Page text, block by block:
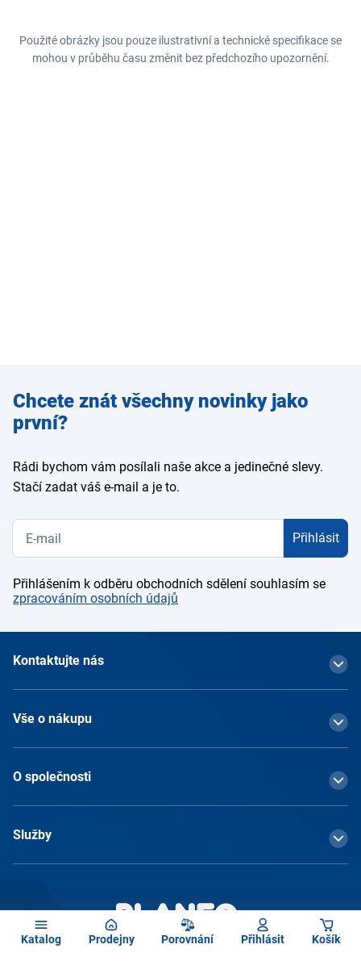
Katalog Prodejny Porovnání Přihlásit Košík
Použité obrázky jsou pouze ilustrativní a technické specifikace se
mohou v průběhu času změnit bez předchozího upozornění.
Zadejte
e-mail
Chcete znát všechny novinky jako
první?
Rádi bychom vám posílali naše akce a jedinečné slevy.
Stačí zadat váš e-mail a je to.
Přihlásit
Přihlášením k odběru obchodních sdělení souhlasím se
zpracováním osobních údajů
Kontaktujte nás
Vše o nákupu
O společnosti
Služby